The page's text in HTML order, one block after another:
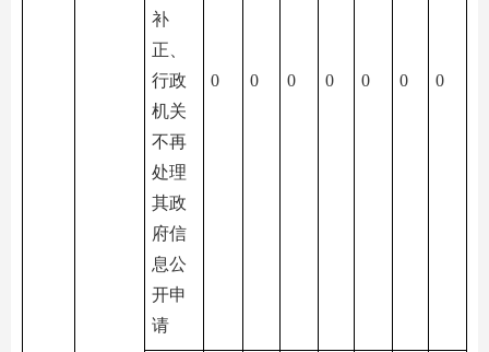
补
正、
行政
机关
不再
处理
其政
府信
息公
开申
请
0 0 0 0 0 0 0